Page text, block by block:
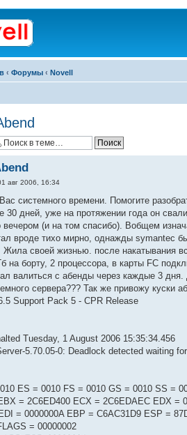
‹ Форумы ‹ Novell
авг 2006, 16:34
системного времени. Помогите
30 дней, уже на протяжении года он
вечером (и на том спасибо). Вобщем
вроде тихо мирно, однажды symantec
Жила своей жизнью. после накатывания
на борту, 2 процессора, в карты FC
валиться с абенды через каждые 3
сервера??? Так же привожу куски
Support Pack 5 - CPR Release
Tuesday, 1 August 2006 15:35:34.456
5.70.05-0: Deadlock detected waiting
ES = 0010 FS = 0010 GS = 0010 SS =
= 2C6ED400 ECX = 2C6EDAEC EDX =
= 0000000A EBP = C6AC31D9 ESP =
= 00000002